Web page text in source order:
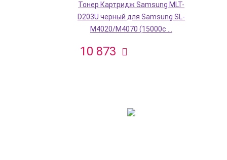
Тонер Картридж Samsung MLT-
D203U черный для Samsung SL-
M4020/M4070 (15000с ...
10 873